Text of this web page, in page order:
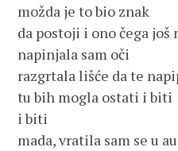
možda je to bio znak
da postoji i ono čega još
napinjala sam oči
razgrtala lišće da te
tu bih mogla ostati i biti
i biti
mada, vratila sam se u